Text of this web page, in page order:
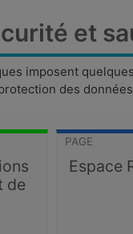
et
imposent
des
de
PAGE
Espace